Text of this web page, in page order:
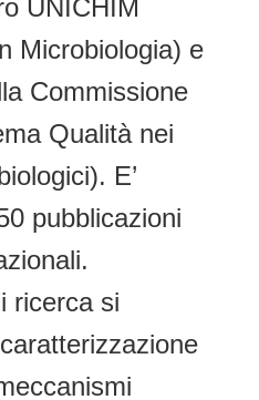
UNICHIM
Microbiologia) e
Commissione
Qualità nei
E’
pubblicazioni
ricerca si